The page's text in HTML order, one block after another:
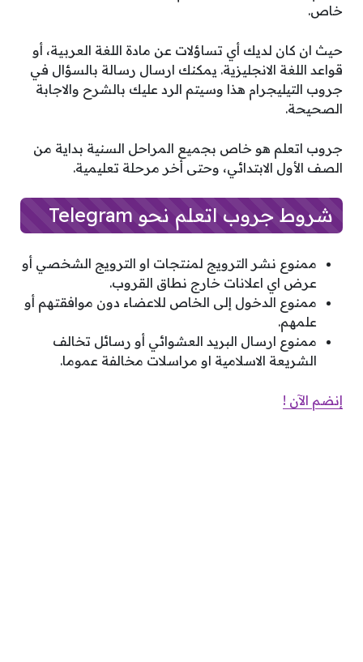
خاص.
حيث ان كان لديك أي تساؤلات عن مادة اللغة العربية، أو
قواعد اللغة الانجليزية. يمكنك ارسال رسالة بالسؤال في
جروب التيليجرام هذا وسيتم الرد عليك بالشرح والاجابة
الصحيحة.
جروب اتعلم هو خاص بجميع المراحل السنية بداية من
الصف الأول الابتدائي، وحتى أخر مرحلة تعليمية.
شروط جروب اتعلم نحو Telegram
ممنوع نشر الترويج لمنتجات او الترويج الشخصي أو
عرض اي اعلانات خارج نطاق القروب.
ممنوع الدخول إلى الخاص للاعضاء دون موافقتهم أو
علمهم.
ممنوع ارسال البريد العشوائي أو رسائل تخالف
الشريعة الاسلامية او مراسلات مخالفة عموما.
إنضم الآن !